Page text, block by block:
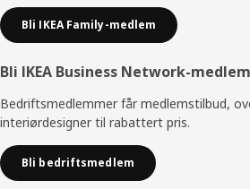
Bli IKEA Family-medlem
Bli IKEA Business Network-medlem
Bedriftsmedlemmer får medlemstilbud,
interiørdesigner til rabattert pris.
Bli bedriftsmedlem